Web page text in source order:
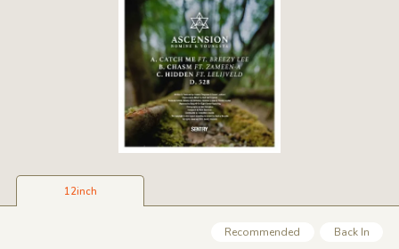
12inch
Recommended Back In